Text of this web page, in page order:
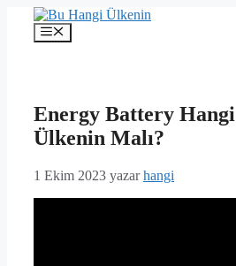
İçeriğe
Menü
Energy Battery Hangi
Ülkenin Malı?
1 Ekim 2023 yazarhangi